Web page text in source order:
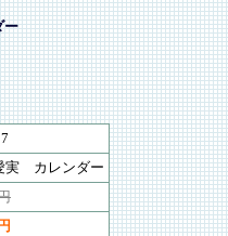
ー
実 カレンダー